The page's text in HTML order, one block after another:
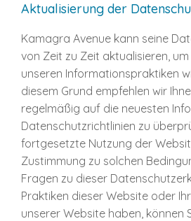
Aktualisierung der
Kamagra Avenue kann seine
von Zeit zu Zeit aktualisieren,
unseren Informationspraktiken
diesem Grund empfehlen wir
regelmäßig auf die neuesten
Datenschutzrichtlinien zu
fortgesetzte Nutzung der
Zustimmung zu solchen
Fragen zu dieser
Praktiken dieser Website oder
unserer Website haben, können